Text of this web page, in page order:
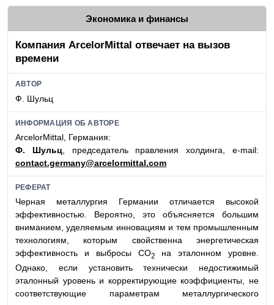
Экономика и финансы
Компания ArcelorMittal отвечает на вызов
времени
АВТОР
Ф. Шульц
ИНФОРМАЦИЯ ОБ АВТОРЕ
ArcelorMittal, Германия:
Ф. Шульц, председатель правления холдинга, e-mail:
contact.germany@arcelormittal.com
РЕФЕРАТ
Черная металлургия Германии отличается высокой
эффективностью. Вероятно, это объясняется большим
вниманием, уделяемым инновациям и тем промышленным
технологиям, которым свойственна энергетическая
эффективность и выбросы СО2
на эталонном уровне.
Однако, если установить технически недостижимый
эталонный уровень и корректирующие коэффициенты, не
соответствующие параметрам металлургического